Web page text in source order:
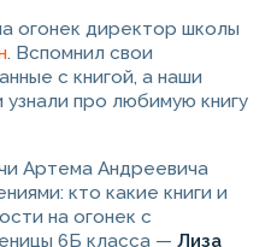
огонек директор школы
. Вспомнил свои
с книгой, а наши
про любимую книгу
Артема Андреевича
кто какие книги и
на огонек с
6Б класса — Лиза